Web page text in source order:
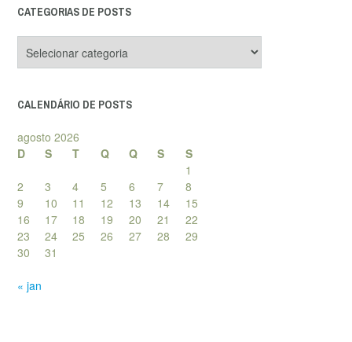
CATEGORIAS DE POSTS
de
CALENDÁRIO DE POSTS
agosto 2026
D
S T Q Q S
S
1
2
3 4 5 6 7
8
9
10 11 12 13 14
15
16
17 18 19 20 21
22
23
24 25 26 27 28
29
30
31
« jan